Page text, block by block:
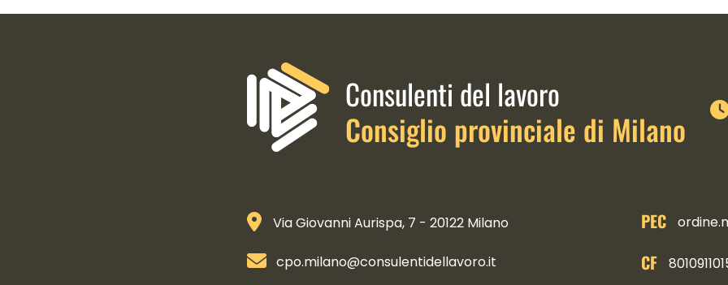
Informazioni di contatto e link istituzionali
Consulenti del lavoro
Consiglio provinciale di Milano
Via Giovanni Aurispa, 7 - 20122 Milano
cpo.milano@consulentidellavoro.it
PEC
CF